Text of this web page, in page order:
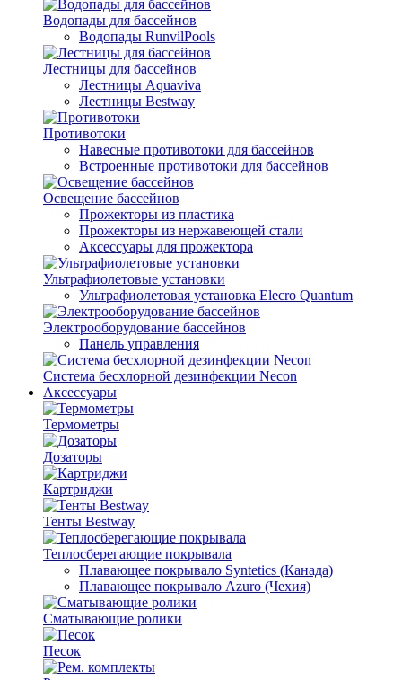
Водопады для бассейнов
Водопады RunvilPools
Лестницы для бассейнов
Лестницы Aquaviva
Лестницы Bestway
Противотоки
Навесные противотоки для бассейнов
Встроенные противотоки для бассейнов
Освещение бассейнов
Прожекторы из пластика
Прожекторы из нержавеющей стали
Аксессуары для прожектора
Ультрафиолетовые установки
Ультрафиолетовая установка Elecro Quantum
Электрооборудование бассейнов
Панель управления
Система бесхлорной дезинфекции Necon
Аксессуары
Термометры
Дозаторы
Картриджи
Тенты Bestway
Теплосберегающие покрывала
Плавающее покрывало Syntetics (Канада)
Плавающее покрывало Azuro (Чехия)
Сматывающие ролики
Песок